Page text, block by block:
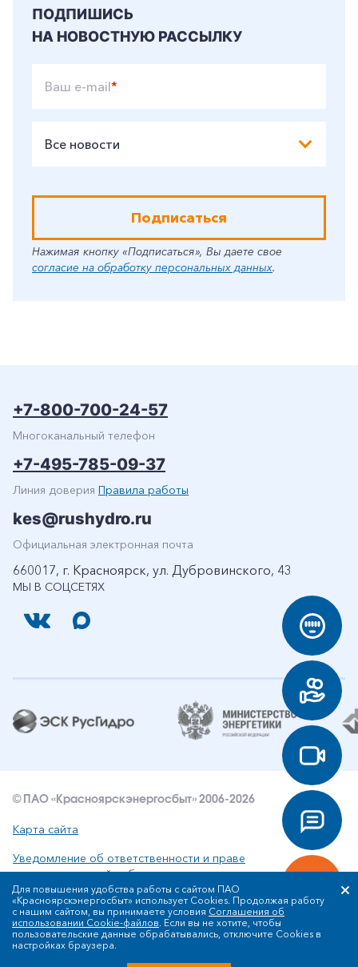
ПОДПИШИСЬ
НА НОВОСТНУЮ РАССЫЛКУ
Ваш e-mail*
Все новости
Подписаться
Нажимая кнопку «Подписаться», Вы даете свое
согласие на обработку персональных данных.
МЫ В СОЦСЕТЯХ
+7-800-700-24-57
Многоканальный телефон
+7-495-785-09-37
Линия доверия Правила работы
kes@rushydro.ru
Официальная электронная почта
660017, г. Красноярск, ул. Дубровинского, 43
© ПАО «Красноярскэнергосбыт» 2006-2026
Карта сайта
Уведомление об ответственности и праве
интеллектуальной собственности
Политика ПАО «Красноярскэнергосбыт» в отношении
обработки персональных данных
Для повышения удобства работы с сайтом ПАО
«Красноярскэнергосбыт» использует Cookies. Продолжая работу
с нашим сайтом, вы принимаете условия Соглашения об
использовании Cookie-файлов. Если вы не хотите, чтобы
пользовательские данные обрабатывались, отключите Cookies в
настройках браузера.